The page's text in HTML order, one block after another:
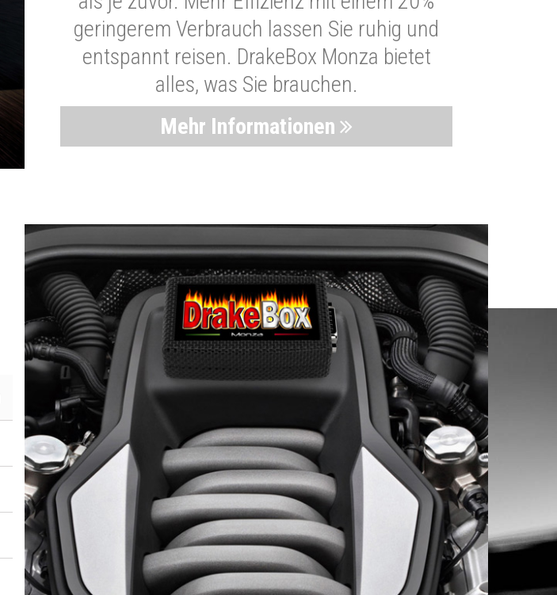
geringerem Verbrauch lassen Sie ruhig und
entspannt reisen. DrakeBox Monza bietet
alles, was Sie brauchen.
Mehr Informationen